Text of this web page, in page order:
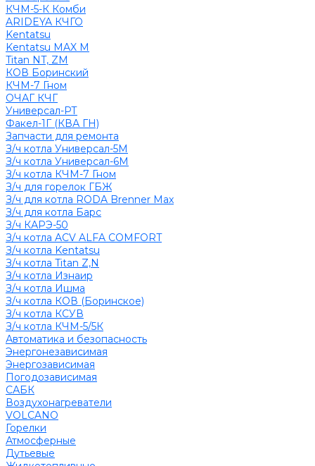
КЧМ-5-К Комби
ARIDEYA КЧГО
Kentatsu
Kentatsu MAX M
Titan NT, ZM
КОВ Боринский
КЧМ-7 Гном
ОЧАГ КЧГ
Универсал-РТ
Факел-1Г (КВА ГН)
Запчасти для ремонта
З/ч котла Универсал-5М
З/ч котла Универсал-6М
З/ч котла КЧМ-7 Гном
З/ч для горелок ГБЖ
З/ч для котла RODA Brenner Max
З/ч для котла Барс
З/ч КАРЭ-50
З/ч котла ACV ALFA COMFORT
З/ч котла Kentatsu
З/ч котла Titan Z,N
З/ч котла Изнаир
З/ч котла Ишма
З/ч котла КОВ (Боринское)
З/ч котла КСУВ
З/ч котла КЧМ-5/5К
Автоматика и безопасность
Энергонезависимая
Энергозависимая
Погодозависимая
САБК
Воздухонагреватели
VOLCANO
Горелки
Атмосферные
Дутьевые